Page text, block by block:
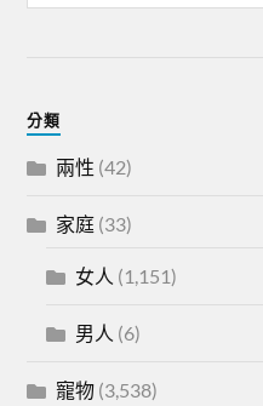
分類
兩性 (42)
家庭 (33)
女人 (1,151)
男人 (6)
寵物 (3,538)